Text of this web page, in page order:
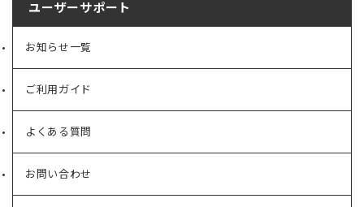
ユーザーサポート
お知らせ一覧
ご利用ガイド
よくある質問
お問い合わせ